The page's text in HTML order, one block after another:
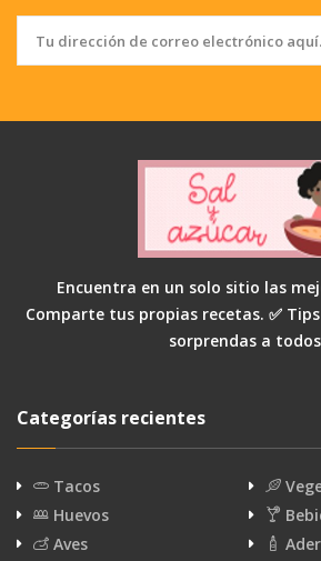
Encuentra en un solo sitio las
Comparte tus propias recetas. ✅
sorprendas a
Categorías recientes
Tacos
Huevos
Aves